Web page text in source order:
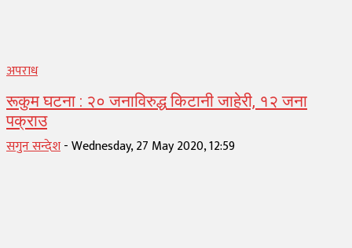
अपराध
रूकुम घटना : २० जनाविरुद्ध किटानी जाहेरी, १२ जना
पक्राउ
सगुन सन्देश-Wednesday, 27 May 2020, 12:59